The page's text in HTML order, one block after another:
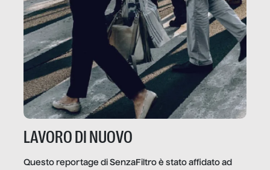
LAVORO DI NUOVO
Questo reportage di SenzaFiltro è stato affidato ad